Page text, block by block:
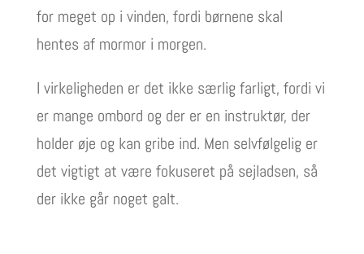
for meget op i vinden, fordi børnene skal
hentes af mormor i morgen.
I virkeligheden er det ikke særlig farligt, fordi vi
er mange ombord og der er en instruktør, der
holder øje og kan gribe ind. Men selvfølgelig er
det vigtigt at være fokuseret på sejladsen, så
der ikke går noget galt.